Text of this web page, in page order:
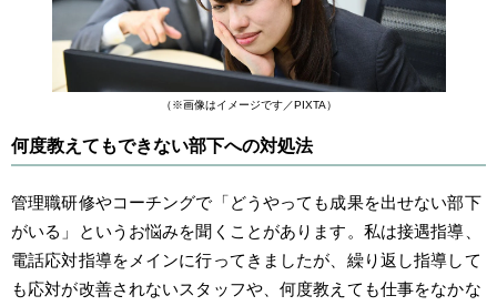
（※画像はイメージです／PIXTA）
何度教えてもできない部下への対処法
管理職研修やコーチングで「どうやっても成果を出せない部下
がいる」というお悩みを聞くことがあります。私は接遇指導、
電話応対指導をメインに行ってきましたが、繰り返し指導して
も応対が改善されないスタッフや、何度教えても仕事をなかな